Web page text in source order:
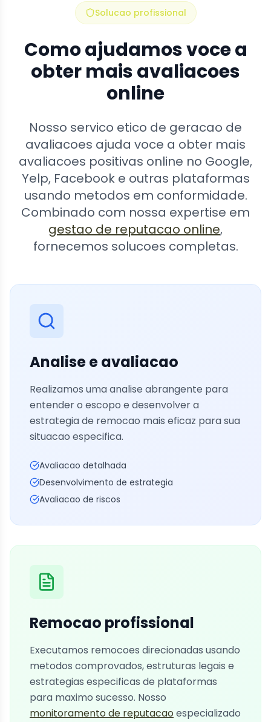
Solucao profissional
Como ajudamos voce a
obter mais avaliacoes
online
Nosso servico etico de geracao de
avaliacoes ajuda voce a obter mais
avaliacoes positivas online no Google,
Yelp, Facebook e outras plataformas
usando metodos em conformidade.
Combinado com nossa expertise em
gestao de reputacao online,
fornecemos solucoes completas.
Analise e avaliacao
Realizamos uma analise abrangente para
entender o escopo e desenvolver a
estrategia de remocao mais eficaz para sua
situacao especifica.
Avaliacao detalhada
Desenvolvimento de estrategia
Avaliacao de riscos
Remocao profissional
Executamos remocoes direcionadas usando
metodos comprovados, estruturas legais e
estrategias especificas de plataformas
para maximo sucesso. Nosso
monitoramento de reputacaoespecializado